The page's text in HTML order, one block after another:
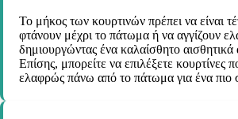
Το μήκος των κουρτινών πρέπει να είναι
φτάνουν μέχρι το πάτωμα ή να αγγίζουν
δημιουργώντας ένα καλαίσθητο
Επίσης, μπορείτε να επιλέξετε κουρτίνες
ελαφρώς πάνω από το πάτωμα για ένα πιο